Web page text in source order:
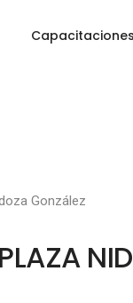
Capacitaciones
González